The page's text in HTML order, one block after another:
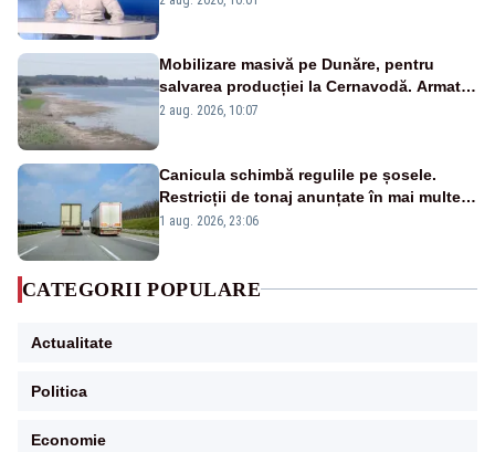
Mobilizare masivă pe Dunăre, pentru
salvarea producției la Cernavodă. Armata
va detona o stâncă și va devia apa
2 aug. 2026, 10:07
Canicula schimbă regulile pe șosele.
Restricții de tonaj anunțate în mai multe
județe
1 aug. 2026, 23:06
CATEGORII POPULARE
Actualitate
Politica
Economie